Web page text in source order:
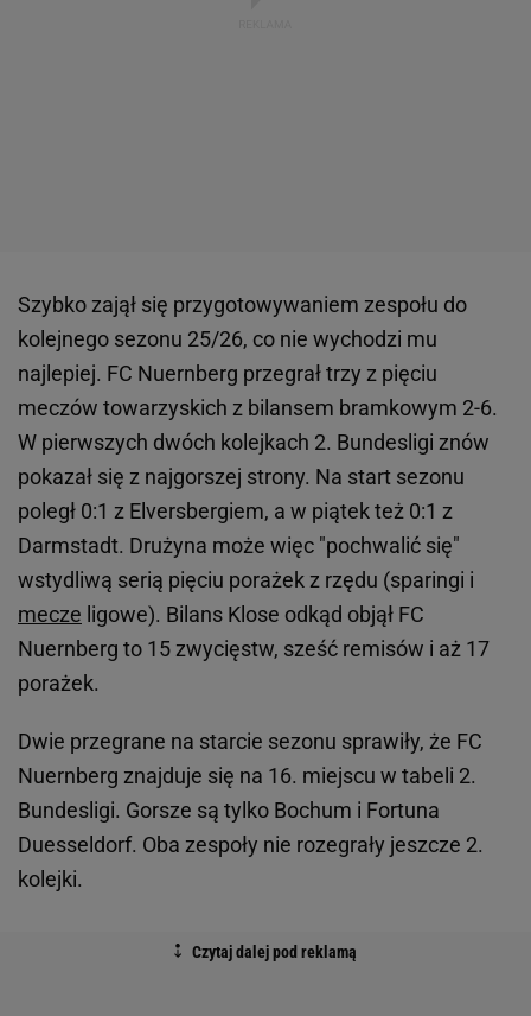
Szybko zajął się przygotowywaniem zespołu do
kolejnego sezonu 25/26, co nie wychodzi mu
najlepiej. FC Nuernberg przegrał trzy z pięciu
meczów towarzyskich z bilansem bramkowym 2-6.
W pierwszych dwóch kolejkach 2. Bundesligi znów
pokazał się z najgorszej strony. Na start sezonu
poległ 0:1 z Elversbergiem, a w piątek też 0:1 z
Darmstadt. Drużyna może więc "pochwalić się"
wstydliwą serią pięciu porażek z rzędu (sparingi i
mecze ligowe). Bilans Klose odkąd objął FC
Nuernberg to 15 zwycięstw, sześć remisów i aż 17
porażek.
Dwie przegrane na starcie sezonu sprawiły, że FC
Nuernberg znajduje się na 16. miejscu w tabeli 2.
Bundesligi. Gorsze są tylko Bochum i Fortuna
Duesseldorf. Oba zespoły nie rozegrały jeszcze 2.
kolejki.